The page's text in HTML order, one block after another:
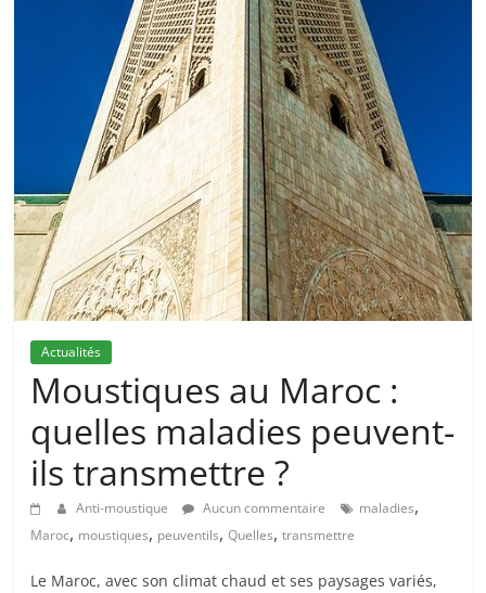
Actualités
Moustiques au Maroc :
quelles maladies peuvent-
ils transmettre ?
Anti-moustique Aucun commentaire maladies,
Maroc, moustiques, peuventils,Quelles,transmettre
Le Maroc, avec son climat chaud et ses paysages variés,